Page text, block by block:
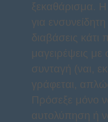
ξεκαθάρισμα.
για
διαβάσεις κάτι
μαγειρέψεις με
συνταγή (ναι,
γράφεται,
Πρόσεξε μόνο
αυτολύπηση ή